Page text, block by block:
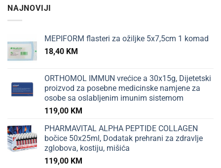
NAJNOVIJI
MEPIFORM flasteri za ožiljke 5x7,5cm 1 komad
18,40 KM
ORTHOMOL IMMUN vrećice a 30x15g, Dijetetski
proizvod za posebne medicinske namjene za
osobe sa oslabljenim imunim sistemom
119,00 KM
PHARMAVITAL ALPHA PEPTIDE COLLAGEN
bočice 50x25ml, Dodatak prehrani za zdravlje
zglobova, kostiju, mišića
119,00 KM